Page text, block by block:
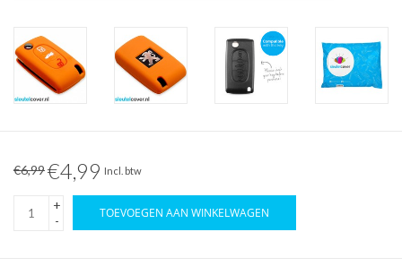
€6,99€4,99 Incl. btw
+
-
TOEVOEGEN AAN WINKELWAGEN